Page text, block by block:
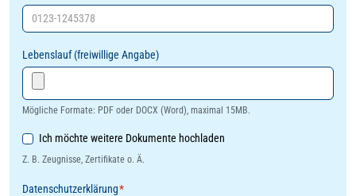
Lebenslauf (freiwillige Angabe)
Mögliche Formate: PDF oder DOCX (Word), maximal 15MB.
Weitere Dokumente
Ich möchte weitere Dokumente hochladen
Z. B. Zeugnisse, Zertifikate o. Ä.
Datenschutzerklärung*